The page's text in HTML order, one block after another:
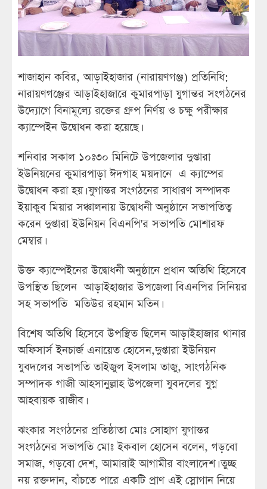
শাজাহান কবির, আড়াইহাজার (নারায়ণগঞ্জ) প্রতিনিধি:
নারায়ণগঞ্জের আড়াইহাজারে কুমারপাড়া যুগান্তর সংগঠনের
উদ্যোগে বিনামূল্যে রক্তের গ্রুপ নির্ণয় ও চক্ষু পরীক্ষার
ক্যাম্পেইন উদ্বোধন করা হয়েছে।
শনিবার সকাল ১০ঃ৩০ মিনিটে উপজেলার দুপ্তারা
ইউনিয়নের কুমারপাড়া ঈদগাহ ময়দানে এ ক্যাম্পের
উদ্বোধন করা হয়। যুগান্তর সংগঠনের সাধারণ সম্পাদক
ইয়াকুব মিয়ার সঞ্চালনায় উদ্বোধনী অনুষ্ঠানে সভাপতিত্ব
করেন দুপ্তারা ইউনিয়ন বিএনপি'র সভাপতি মোশারফ
মেম্বার।
উক্ত ক্যাম্পেইনের উদ্বোধনী অনুষ্ঠানে প্রধান অতিথি হিসেবে
উপস্থিত ছিলেন আড়াইহাজার উপজেলা বিএনপির সিনিয়র
সহ সভাপতি মতিউর রহমান মতিন।
বিশেষ অতিথি হিসেবে উপস্থিত ছিলেন আড়াইহাজার থানার
অফিসার্স ইনচার্জ এনায়েত হোসেন,দুপ্তারা ইউনিয়ন
যুবদলের সভাপতি তাইজুল ইসলাম তাজু, সাংগঠনিক
সম্পাদক গাজী আহসানুল্লাহ উপজেলা যুবদলের যুগ্ন
আহবায়ক রাজীব।
ঝংকার সংগঠনের প্রতিষ্ঠাতা মোঃ সোহাগ যুগান্তর
সংগঠনের সভাপতি মোঃ ইকবাল হোসেন বলেন, গড়বো
সমাজ, গড়বো দেশ, আমারাই আগামীর বাংলাদেশ। তুচ্ছ
নয় রক্তদান, বাঁচতে পারে একটি প্রাণ এই স্লোগান নিয়ে